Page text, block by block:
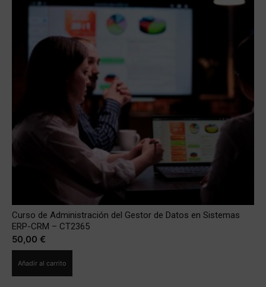
Curso de Administración del Gestor de Datos en Sistemas
ERP-CRM – CT2365
50,00 €
Añadir al carrito